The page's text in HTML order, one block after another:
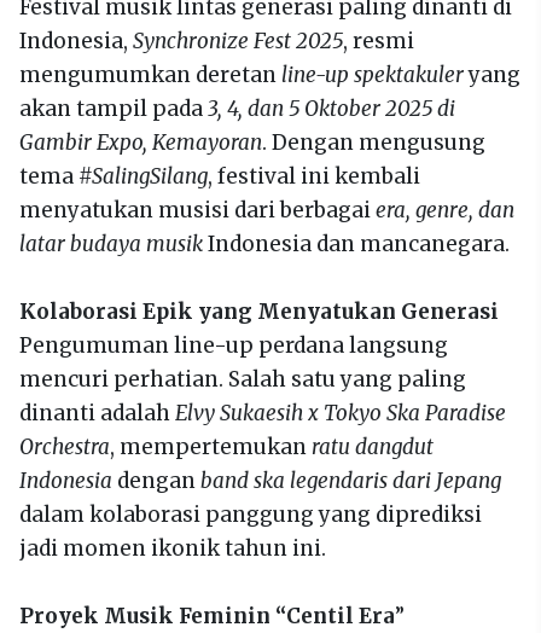
Festival musik lintas generasi paling dinanti di
Indonesia, Synchronize Fest 2025, resmi
mengumumkan deretan line-up spektakuleryang
akan tampil pada3, 4, dan 5 Oktober 2025 di
Gambir Expo, Kemayoran. Dengan mengusung
tema #SalingSilang, festival ini kembali
menyatukan musisi dari berbagaiera, genre, dan
latar budaya musikIndonesia dan mancanegara.
Kolaborasi Epik yang Menyatukan Generasi
Pengumuman line-up perdana langsung
mencuri perhatian. Salah satu yang paling
dinanti adalahElvy Sukaesih x Tokyo Ska Paradise
Orchestra, mempertemukan ratu dangdut
Indonesia denganband ska legendaris dari Jepang
dalam kolaborasi panggung yang diprediksi
jadi momen ikonik tahun ini.
Proyek Musik Feminin “Centil Era”